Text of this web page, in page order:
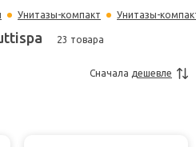
Унитазы-компакт Унитазы-
23 товара
Сначала дешевле